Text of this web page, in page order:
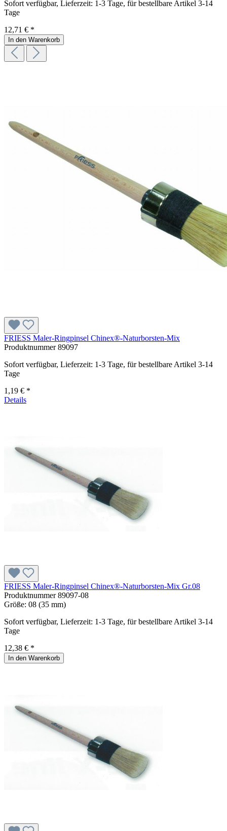
Sofort verfügbar, Lieferzeit: 1-3 Tage, für bestellbare Artikel 3-14
Tage
12,71 € *
In den Warenkorb
FRIESS Maler-Ringpinsel Chinex®-Naturborsten-Mix
Produktnummer89097
Sofort verfügbar, Lieferzeit: 1-3 Tage, für bestellbare Artikel 3-14
Tage
1,19 € *
Details
FRIESS Maler-Ringpinsel Chinex®-Naturborsten-Mix Gr.08
Produktnummer89097-08
Größe: 08 (35 mm)
Sofort verfügbar, Lieferzeit: 1-3 Tage, für bestellbare Artikel 3-14
Tage
12,38 € *
In den Warenkorb